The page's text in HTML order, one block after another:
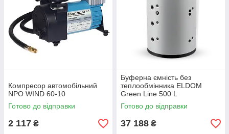
Компресор автомобільний
NPO WIND 60-10
Готово до відправки
2 117 ₴
Буферна ємність без
теплообмінника ELDOM
Green Line 500 L
Готово до відправки
37 188 ₴